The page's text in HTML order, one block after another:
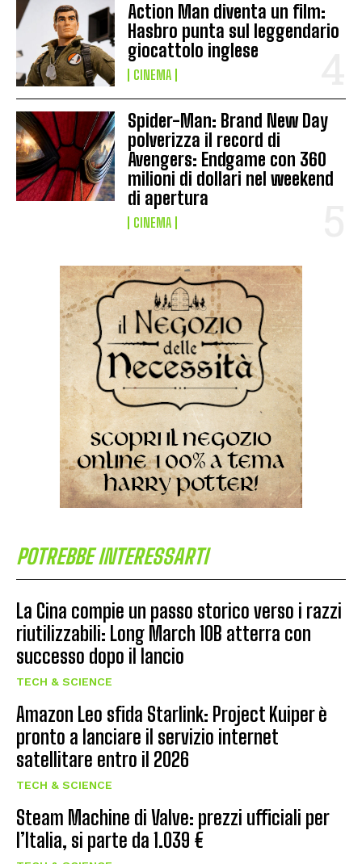
Action Man diventa un film:
Hasbro punta sul leggendario
giocattolo inglese
CINEMA
Spider-Man: Brand New Day
polverizza il record di
Avengers: Endgame con 360
milioni di dollari nel weekend
di apertura
CINEMA
POTREBBE INTERESSARTI
La Cina compie un passo storico verso i razzi
riutilizzabili: Long March 10B atterra con
successo dopo il lancio
TECH & SCIENCE
Amazon Leo sfida Starlink: Project Kuiper è
pronto a lanciare il servizio internet
satellitare entro il 2026
TECH & SCIENCE
Steam Machine di Valve: prezzi ufficiali per
l’Italia, si parte da 1.039 €